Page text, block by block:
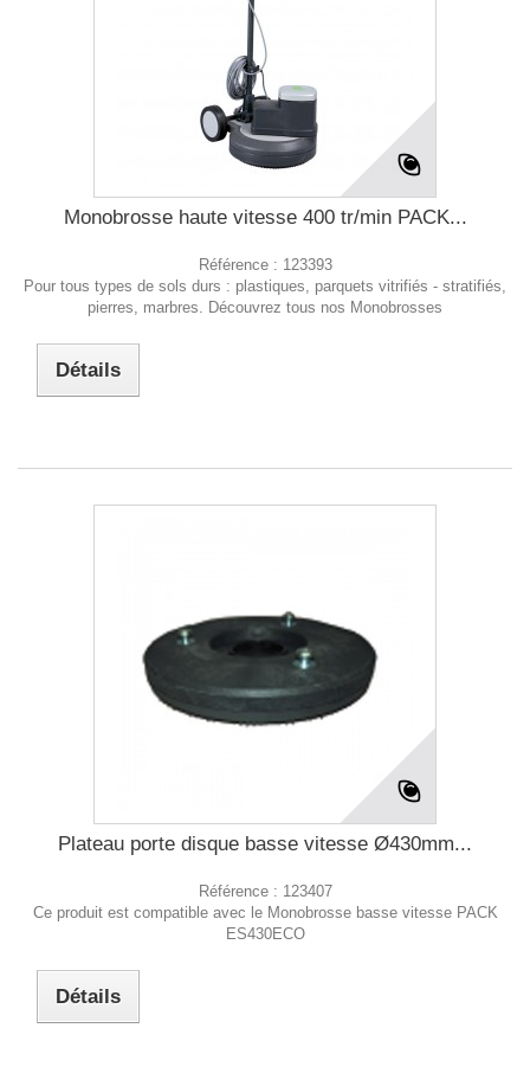
Monobrosse haute vitesse 400 tr/min PACK...
Référence : 123393
Pour tous types de sols durs : plastiques, parquets vitrifiés - stratifiés,
pierres, marbres. Découvrez tous nos Monobrosses
Détails
Plateau porte disque basse vitesse Ø430mm...
Référence : 123407
Ce produit est compatible avec le Monobrosse basse vitesse PACK
ES430ECO
Détails